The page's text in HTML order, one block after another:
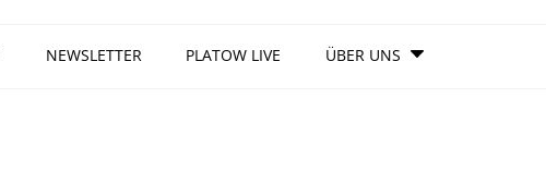
NEWSLETTER PLATOW LIVE ÜBER UNS